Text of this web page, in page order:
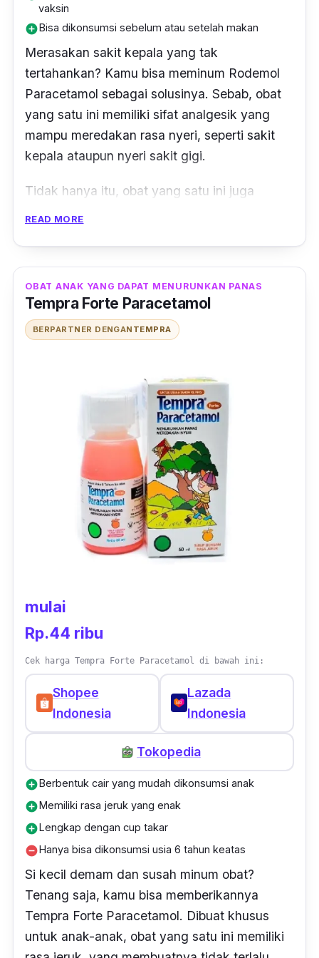
vaksin
add_circleBisa dikonsumsi sebelum atau setelah makan
Merasakan sakit kepala yang tak
tertahankan? Kamu bisa meminum Rodemol
Paracetamol sebagai solusinya. Sebab, obat
yang satu ini memiliki sifat analgesik yang
mampu meredakan rasa nyeri, seperti sakit
kepala ataupun nyeri sakit gigi.
Tidak hanya itu, obat yang satu ini juga
memilikipackaging blister, yang mana dalam
setiap blister tersedia 10 tablet.
mg paracetamol. Meski berbentuk tablet, obat
ini juga bisa dikonsumsi anak usia 6 sampai 12
tahun, sesuai dengan dosis yang tertera pada
kemasan. Kamu juga bisa mengonsumsi
paracetamol ini, baik sebelum atau sesudah
READ MORE
OBAT ANAK YANG DAPAT MENURUNKAN PANAS
Tempra Forte Paracetamol
BERPARTNER DENGAN TEMPRA
mulai
Rp.44 ribu
Cek harga Tempra Forte Paracetamol di bawah ini:
Shopee
Indonesia
Lazada
Indonesia
Tokopedia
add_circleBerbentuk cair yang mudah dikonsumsi anak
add_circleMemiliki rasa jeruk yang enak
add_circleLengkap dengan cup takar
remove_circleHanya bisa dikonsumsi usia 6 tahun keatas
Si kecil demam dan susah minum obat?
Tenang saja, kamu bisa memberikannya
Tempra Forte Paracetamol. Dibuat khusus
untuk anak-anak, obat yang satu ini memiliki